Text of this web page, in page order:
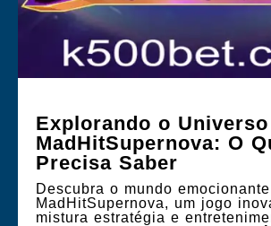
Explorando o
MadHitSupernova: O
Precisa Saber
Descubra o mundo
MadHitSupernova, um jogo
mistura estratégia e